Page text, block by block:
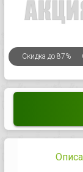
Скидка до 87%